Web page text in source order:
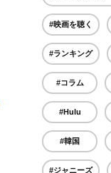
#映画を聴く
#ランキング
#コラム
#Hulu
#韓国
#ジャニーズ